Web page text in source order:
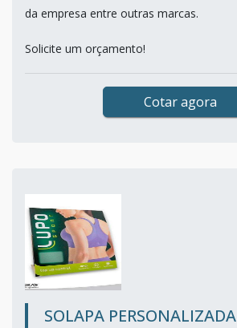
da empresa entre outras marcas.
Solicite um orçamento!
Cotar agora
SOLAPA PERSONALIZADA